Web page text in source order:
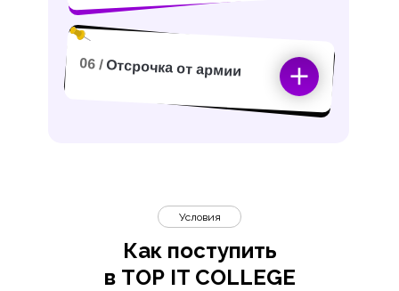
06 / Отсрочка от армии
Как поступить
в TOP IT COLLEGE
Условия